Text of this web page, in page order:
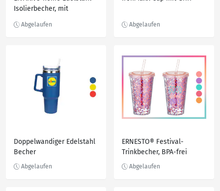
Isolierbecher, mit
Trinkhalm
Doppelwandiger Edelstahl
Becher
ERNESTO® Festival-
Trinkbecher, BPA-frei